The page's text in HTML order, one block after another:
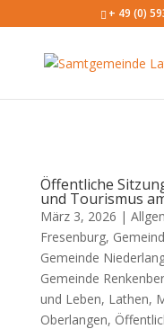
+ 49 (0)
Öffentliche
und Tourismus
März 3, 2026 |
Fresenburg,
Gemeinde
Gemeinde
und Leben, Lathen,
Oberlangen,